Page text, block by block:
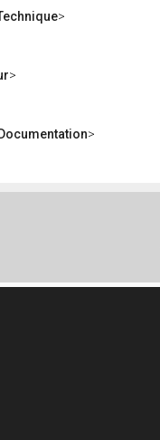
>
>
>